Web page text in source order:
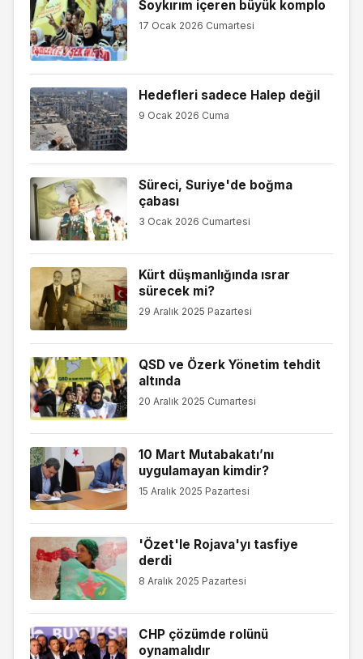
Soykırım içeren büyük komplo
17 Ocak 2026 Cumartesi
Hedefleri sadece Halep değil
9 Ocak 2026 Cuma
Süreci, Suriye'de boğma
çabası
3 Ocak 2026 Cumartesi
Kürt düşmanlığında ısrar
sürecek mi?
29 Aralık 2025 Pazartesi
QSD ve Özerk Yönetim tehdit
altında
20 Aralık 2025 Cumartesi
10 Mart Mutabakatı’nı
uygulamayan kimdir?
15 Aralık 2025 Pazartesi
'Özet'le Rojava'yı tasfiye
derdi
8 Aralık 2025 Pazartesi
CHP çözümde rolünü
oynamalıdır